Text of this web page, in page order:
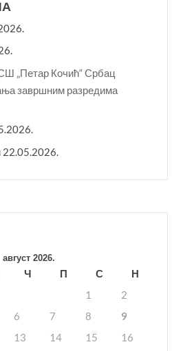
„Петар Кочић“ Србац
завршним разредима
22.05.2026.
август 2026.
Ч П С
Н
1
2
6 7 8
9
13 14 15
16